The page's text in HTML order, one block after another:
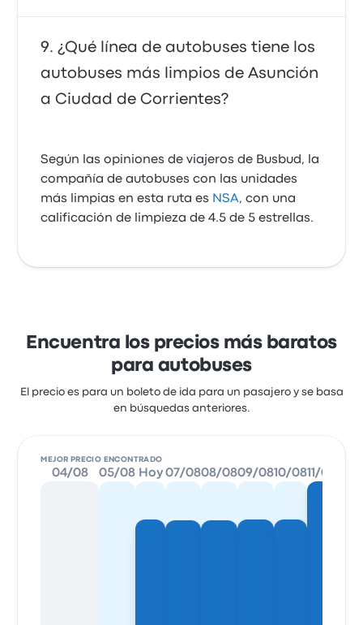
¿Qué línea de autobuses tiene los
autobuses más limpios de Asunción
a Ciudad de Corrientes?
Según las opiniones de viajeros de Busbud, la
compañía de autobuses con las unidades
más limpias en esta ruta es NSA, con una
calificación de limpieza de 4.5 de 5 estrellas.
Encuentra los precios más baratos
para autobuses
El precio es para un boleto de ida para un pasajero y se basa
en búsquedas anteriores.
MEJOR PRECIO ENCONTRADO
04/08 05/08 Hoy 07/0808/0809/0810/0811/08